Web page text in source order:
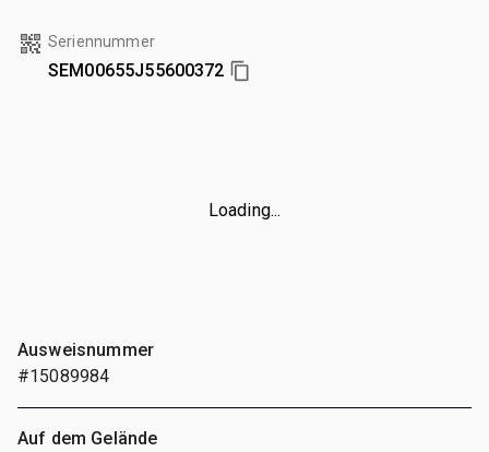
Seriennummer
SEM00655J55600372
Loading...
Ausweisnummer
#15089984
Auf dem Gelände